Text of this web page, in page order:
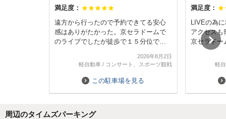
満足度：
遠方から行ったので予約できてる安心
感はありがたかった。京セラドームで
のライブでしたが徒歩で１５分位で着
ただ日中非常に暑かったのでドームや
ムは必須です。近くになか卯やロイヤ
2026年8月2日
軽自動車/ コンサート、スポーツ観戦
この駐車場を見る
満足度：
LIVEの為
アクセスも
京セラドー
軽
周辺のタイムズパーキング